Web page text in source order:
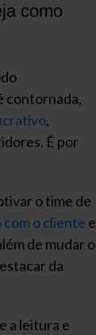
como
contornada,
,
É por
o time de
o cliente e
de mudar o
da
a leitura e